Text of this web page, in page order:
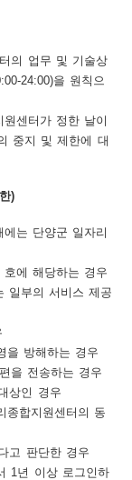
의 업무 및 기술상
24:00)을 원칙으
센터가 정한 날이
중지 및 제한에 대
)
는 단양군 일자리
에 해당하는 경우
일부의 서비스 제공
을 방해하는 경우
을 전송하는 경우
상인 경우
종합지원센터의 동
고 판단한 경우
1년 이상 로그인하